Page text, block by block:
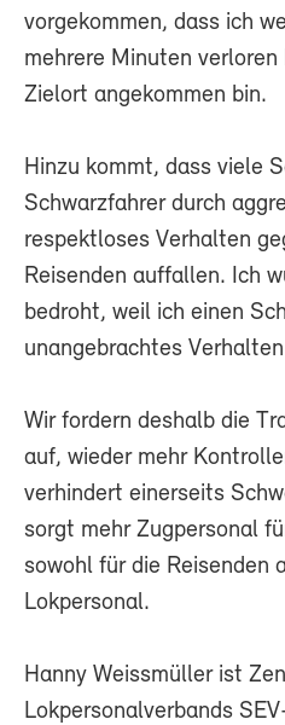
vorgekommen, dass ich
mehrere Minuten
Zielort angekommen bin.
Hinzu kommt, dass viele
Schwarzfahrer durch
respektloses Verhalten
Reisenden auffallen. Ich
bedroht, weil ich einen
unangebrachtes
Wir fordern deshalb die
auf, wieder mehr
verhindert einerseits
sorgt mehr Zugpersonal
sowohl für die Reisenden
Lokpersonal.
Hanny Weissmüller ist
Lokpersonalverbands